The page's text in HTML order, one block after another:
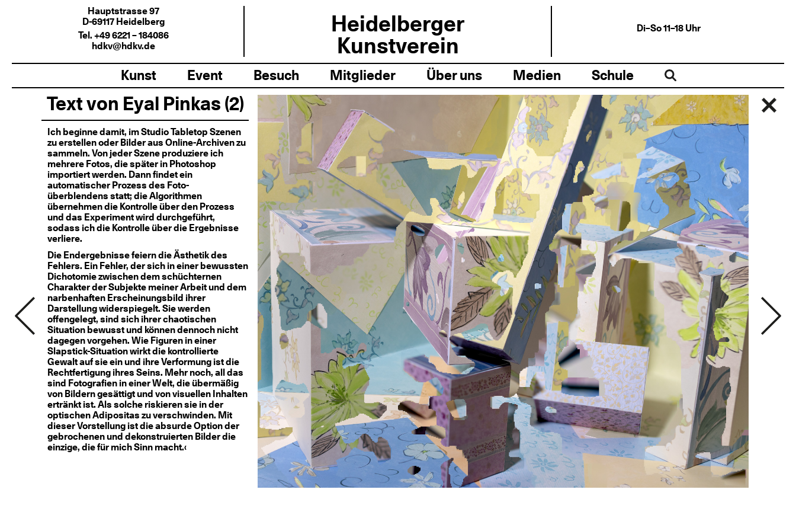
Hauptstrasse 97
D-69117 Heidelberg
Tel. +49 6221 – 184086
hdkv@hdkv.de
Heidelberger
Kunstverein
Di–So 11–18 Uhr
Kunst Event Besuch Mitglieder Über uns Medien Schule
Text von Eyal Pinkas (2)
Ich beginne damit, im Studio Tabletop Szenen
zu erstellen oder Bilder aus Online-Archiven zu
sammeln. Von jeder Szene produziere ich
mehrere Fotos, die später in Photoshop
importiert werden. Dann findet ein
automatischer Prozess des Foto-
überblendens statt; die Algorithmen
übernehmen die Kontrolle über den Prozess
und das Experiment wird durchgeführt,
sodass ich die Kontrolle über die Ergebnisse
verliere.
Die Endergebnisse feiern die Ästhetik des
Fehlers. Ein Fehler, der sich in einer bewussten
Dichotomie zwischen dem schüchternen
Charakter der Subjekte meiner Arbeit und dem
narbenhaften Erscheinungsbild ihrer
Darstellung widerspiegelt. Sie werden
offengelegt, sind sich ihrer chaotischen
Situation bewusst und können dennoch nicht
dagegen vorgehen. Wie Figuren in einer
Slapstick-Situation wirkt die kontrollierte
Gewalt auf sie ein und ihre Verformung ist die
Rechtfertigung ihres Seins. Mehr noch, all das
sind Fotografien in einer Welt, die übermäßig
von Bildern gesättigt und von visuellen Inhalten
ertränkt ist. Als solche riskieren sie in der
optischen Adipositas zu verschwinden. Mit
dieser Vorstellung ist die absurde Option der
gebrochenen und dekonstruierten Bilder die
einzige, die für mich Sinn macht.‹